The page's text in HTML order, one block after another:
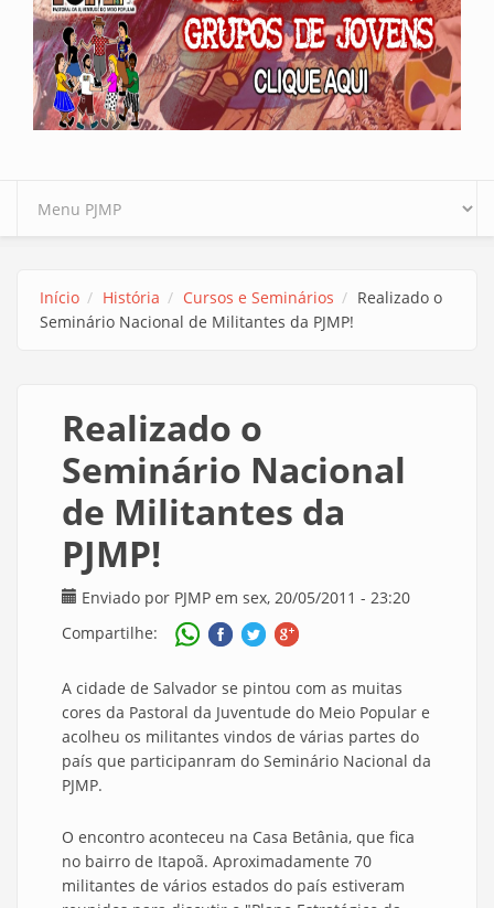
Início História Cursos e Seminários
Realizado o
Seminário Nacional de Militantes da PJMP!
Realizado o
Seminário Nacional
de Militantes da
PJMP!
Enviado por PJMP em sex, 20/05/2011 - 23:20
Compartilhe:
A cidade de Salvador se pintou com as muitas
cores da Pastoral da Juventude do Meio Popular e
acolheu os militantes vindos de várias partes do
país que participanram do Seminário Nacional da
PJMP.
O encontro aconteceu na Casa Betânia, que fica
no bairro de Itapoã. Aproximadamente 70
militantes de vários estados do país estiveram